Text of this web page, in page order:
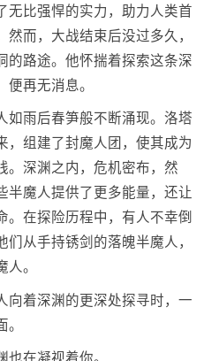
无比强悍的实力，助力人类首
而，大战结束后没过多久，
的路途。他怀揣着探索这条深
再无消息。
如雨后春笋般不断涌现。洛塔
，组建了封魔人团，使其成为
。深渊之内，危机密布，然
半魔人提供了更多能量，还让
。在探险历程中，有人不幸倒
从手持锈剑的落魄半魔人，
。
向着深渊的更深处探寻时，一